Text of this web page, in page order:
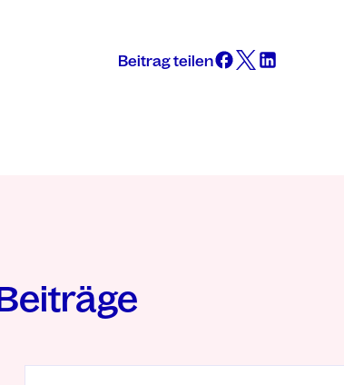
Beitrag teilen